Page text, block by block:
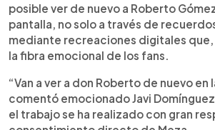
posible ver de nuevo a Roberto
pantalla, no solo a través de
mediante recreaciones digitales
la fibra emocional de los fans.
“Van a ver a don Roberto de nuevo en
comentó emocionado Javi
el trabajo se ha realizado con gran